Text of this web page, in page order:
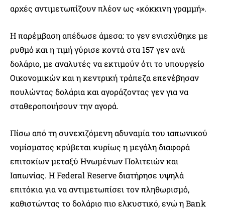
αρχές αντιμετωπίζουν πλέον ως «κόκκινη γραμμή».
Η παρέμβαση απέδωσε άμεσα: το γεν ενισχύθηκε με
ρυθμό και η τιμή γύρισε κοντά στα 157 γεν ανά
δολάριο, με αναλυτές να εκτιμούν ότι το υπουργείο
Οικονομικών και η κεντρική τράπεζα επενέβησαν
πουλώντας δολάρια και αγοράζοντας γεν για να
σταθεροποιήσουν την αγορά.
Πίσω από τη συνεχιζόμενη αδυναμία του ιαπωνικού
νομίσματος κρύβεται κυρίως η μεγάλη διαφορά
επιτοκίων μεταξύ Ηνωμένων Πολιτειών και
Ιαπωνίας. Η Federal Reserve διατήρησε υψηλά
επιτόκια για να αντιμετωπίσει τον πληθωρισμό,
καθιστώντας το δολάριο πιο ελκυστικό, ενώ η Bank